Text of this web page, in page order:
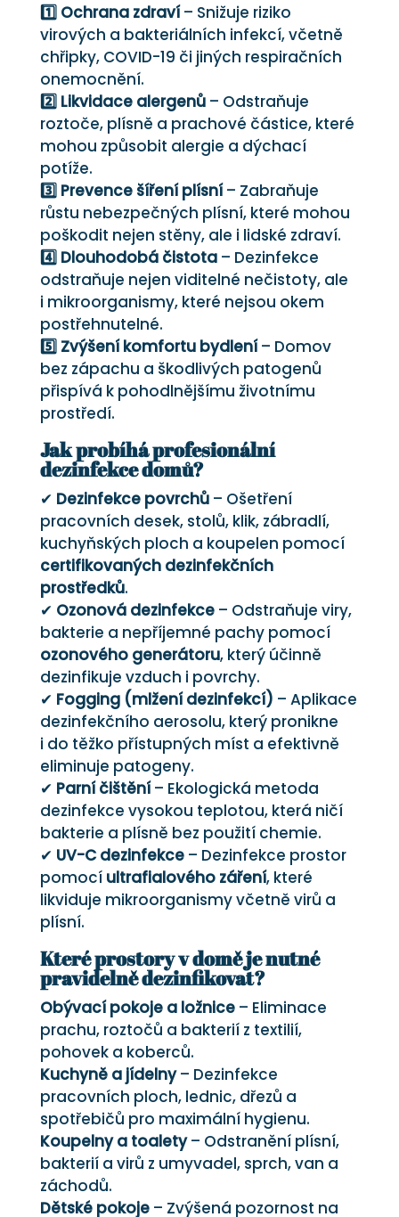
1️⃣ Ochrana zdraví– Snižuje riziko
virových a bakteriálních infekcí, včetně
chřipky, COVID-19 či jiných respiračních
onemocnění.
2️⃣ Likvidace alergenů– Odstraňuje
roztoče, plísně a prachové částice, které
mohou způsobit alergie a dýchací
potíže.
3️⃣ Prevence šíření plísní– Zabraňuje
růstu nebezpečných plísní, které mohou
poškodit nejen stěny, ale i lidské zdraví.
4️⃣ Dlouhodobá čistota– Dezinfekce
odstraňuje nejen viditelné nečistoty, ale
i mikroorganismy, které nejsou okem
postřehnutelné.
5️⃣ Zvýšení komfortu bydlení– Domov
bez zápachu a škodlivých patogenů
přispívá k pohodlnějšímu životnímu
prostředí.
Jak probíhá profesionální
dezinfekce domů?
✔ Dezinfekce povrchů– Ošetření
pracovních desek, stolů, klik, zábradlí,
kuchyňských ploch a koupelen pomocí
certifikovaných dezinfekčních
prostředků.
✔ Ozonová dezinfekce– Odstraňuje viry,
bakterie a nepříjemné pachy pomocí
ozonového generátoru, který účinně
dezinfikuje vzduch i povrchy.
✔ Fogging (mlžení dezinfekcí) – Aplikace
dezinfekčního aerosolu, který pronikne
i do těžko přístupných míst a efektivně
eliminuje patogeny.
✔ Parní čištění– Ekologická metoda
dezinfekce vysokou teplotou, která ničí
bakterie a plísně bez použití chemie.
✔ UV-C dezinfekce– Dezinfekce prostor
pomocí ultrafialového záření, které
likviduje mikroorganismy včetně virů a
plísní.
Které prostory v domě je nutné
pravidelně dezinfikovat?
Obývací pokoje a ložnice– Eliminace
prachu, roztočů a bakterií z textilií,
pohovek a koberců.
Kuchyně a jídelny– Dezinfekce
pracovních ploch, lednic, dřezů a
spotřebičů pro maximální hygienu.
Koupelny a toalety– Odstranění plísní,
bakterií a virů z umyvadel, sprch, van a
záchodů.
Dětské pokoje– Zvýšená pozornost na